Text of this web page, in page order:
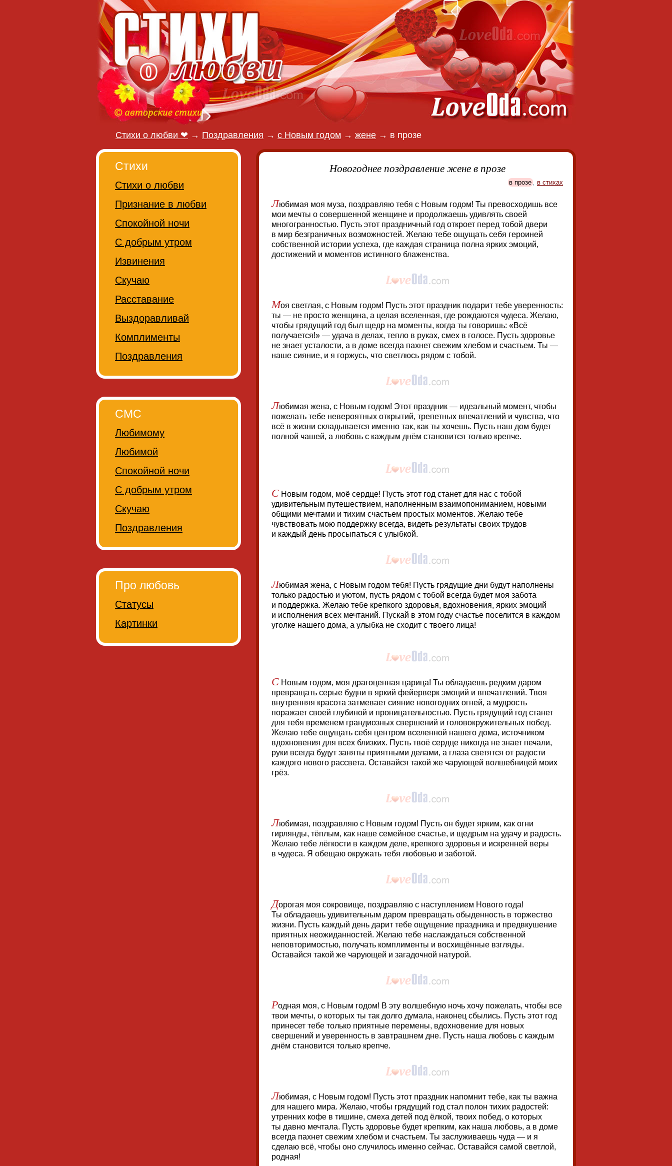
Стихи о любви ❤ → Поздравления → с Новым годом → жене → в прозе
Новогоднее поздравление жене в прозе
в прозе , в стихах
Любимая моя муза, поздравляю тебя с Новым годом! Ты превосходишь все
мои мечты о совершенной женщине и продолжаешь удивлять своей
многогранностью. Пусть этот праздничный год откроет перед тобой двери
в мир безграничных возможностей. Желаю тебе ощущать себя героиней
собственной истории успеха, где каждая страница полна ярких эмоций,
достижений и моментов истинного блаженства.
Моя светлая, с Новым годом! Пусть этот праздник подарит тебе уверенность:
ты — не просто женщина, а целая вселенная, где рождаются чудеса. Желаю,
чтобы грядущий год был щедр на моменты, когда ты говоришь: «Всё
получается!» — удача в делах, тепло в руках, смех в голосе. Пусть здоровье
не знает усталости, а в доме всегда пахнет свежим хлебом и счастьем. Ты —
наше сияние, и я горжусь, что светлюсь рядом с тобой.
Любимая жена, с Новым годом! Этот праздник — идеальный момент, чтобы
пожелать тебе невероятных открытий, трепетных впечатлений и чувства, что
всё в жизни складывается именно так, как ты хочешь. Пусть наш дом будет
полной чашей, а любовь с каждым днём становится только крепче.
С Новым годом, моё сердце! Пусть этот год станет для нас с тобой
удивительным путешествием, наполненным взаимопониманием, новыми
общими мечтами и тихим счастьем простых моментов. Желаю тебе
чувствовать мою поддержку всегда, видеть результаты своих трудов
и каждый день просыпаться с улыбкой.
Любимая жена, с Новым годом тебя! Пусть грядущие дни будут наполнены
только радостью и уютом, пусть рядом с тобой всегда будет моя забота
и поддержка. Желаю тебе крепкого здоровья, вдохновения, ярких эмоций
и исполнения всех мечтаний. Пускай в этом году счастье поселится в каждом
уголке нашего дома, а улыбка не сходит с твоего лица!
С Новым годом, моя драгоценная царица! Ты обладаешь редким даром
превращать серые будни в яркий фейерверк эмоций и впечатлений. Твоя
внутренняя красота затмевает сияние новогодних огней, а мудрость
поражает своей глубиной и проницательностью. Пусть грядущий год станет
для тебя временем грандиозных свершений и головокружительных побед.
Желаю тебе ощущать себя центром вселенной нашего дома, источником
вдохновения для всех близких. Пусть твоё сердце никогда не знает печали,
руки всегда будут заняты приятными делами, а глаза светятся от радости
каждого нового рассвета. Оставайся такой же чарующей волшебницей моих
грёз.
Любимая, поздравляю с Новым годом! Пусть он будет ярким, как огни
гирлянды, тёплым, как наше семейное счастье, и щедрым на удачу и радость.
Желаю тебе лёгкости в каждом деле, крепкого здоровья и искренней веры
в чудеса. Я обещаю окружать тебя любовью и заботой.
Дорогая моя сокровище, поздравляю с наступлением Нового года!
Ты обладаешь удивительным даром превращать обыденность в торжество
жизни. Пусть каждый день дарит тебе ощущение праздника и предвкушение
приятных неожиданностей. Желаю тебе наслаждаться собственной
неповторимостью, получать комплименты и восхищённые взгляды.
Оставайся такой же чарующей и загадочной натурой.
Родная моя, с Новым годом! В эту волшебную ночь хочу пожелать, чтобы все
твои мечты, о которых ты так долго думала, наконец сбылись. Пусть этот год
принесет тебе только приятные перемены, вдохновение для новых
свершений и уверенность в завтрашнем дне. Пусть наша любовь с каждым
днём становится только крепче.
Любимая, с Новым годом! Пусть этот праздник напомнит тебе, как ты важна
для нашего мира. Желаю, чтобы грядущий год стал полон тихих радостей:
утренних кофе в тишине, смеха детей под ёлкой, твоих побед, о которых
ты давно мечтала. Пусть здоровье будет крепким, как наша любовь, а в доме
всегда пахнет свежим хлебом и счастьем. Ты заслуживаешь чуда — и я
сделаю всё, чтобы оно случилось именно сейчас. Оставайся самой светлой,
родная!
Стихи
Стихи о любви
Признание в любви
Спокойной ночи
С добрым утром
Извинения
Скучаю
Расставание
Выздоравливай
Комплименты
Поздравления
СМС
Любимому
Любимой
Спокойной ночи
С добрым утром
Скучаю
Поздравления
Про любовь
Статусы
Картинки